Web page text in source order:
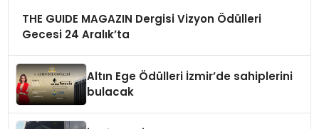
THE GUIDE MAGAZIN Dergisi Vizyon Ödülleri
Gecesi 24 Aralık’ta
Altın Ege Ödülleri İzmir’de sahiplerini
bulacak